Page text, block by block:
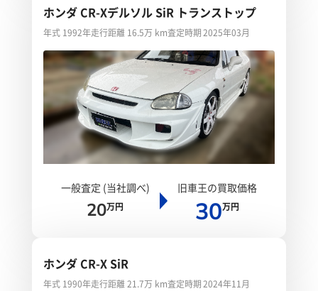
ホンダ CR-Xデルソル SiR トランストップ
年式 1992年走行距離 16.5万 km査定時期 2025年03月
一般査定 (当社調べ)
20万円
旧車王の買取価格
30万円
ホンダ CR-X SiR
年式 1990年走行距離 21.7万 km査定時期 2024年11月